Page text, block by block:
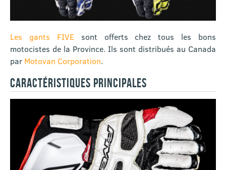
Les gants FIVE sont offerts chez tous les bons
motocistes de la Province. Ils sont distribués au Canada
par Motovan Corporation.
CARACTÉRISTIQUES PRINCIPALES